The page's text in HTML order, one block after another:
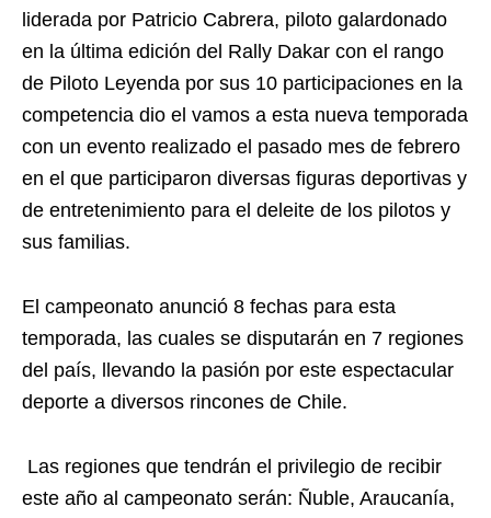
liderada por Patricio Cabrera, piloto galardonado
en la última edición del Rally Dakar con el rango
de Piloto Leyenda por sus 10 participaciones en la
competencia dio el vamos a esta nueva temporada
con un evento realizado el pasado mes de febrero
en el que participaron diversas figuras deportivas y
de entretenimiento para el deleite de los pilotos y
sus familias.
El campeonato anunció 8 fechas para esta
temporada, las cuales se disputarán en 7 regiones
del país, llevando la pasión por este espectacular
deporte a diversos rincones de Chile.
Las regiones que tendrán el privilegio de recibir
este año al campeonato serán: Ñuble, Araucanía,